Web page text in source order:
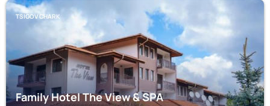
TSIGOV CHARK
Family Hotel The View & SPA